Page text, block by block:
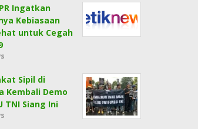
Ingatkan
Kebiasaan
untuk Cegah
Sipil di
Kembali Demo
TNI Siang Ini